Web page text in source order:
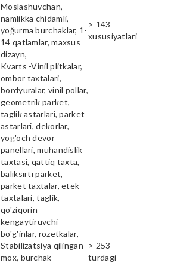
Moslashuvchan,
namlikka chidamli,
yoğurma burchaklar, 1-
14 qatlamlar, maxsus
dizayn,
> 143
xususiyatlari
Kvarts -Vinil plitkalar,
ombor taxtalari,
bordyuralar, vinil pollar,
geometrik parket,
taglik astarlari, parket
astarlari, dekorlar,
yog'och devor
panellari, muhandislik
taxtasi, qattiq taxta,
balıksırtı parket,
parket taxtalar, etek
taxtalari, taglik,
qo'ziqorin
kengaytiruvchi
bo'g'inlar, rozetkalar,
Stabilizatsiya qilingan
mox, burchak
> 253
turdagi